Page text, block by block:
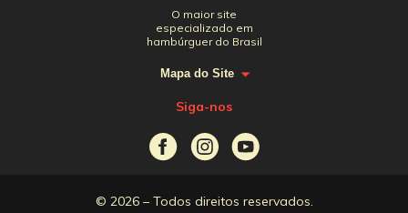
O maior site
especializado em
hambúrguer do Brasil
Mapa do Site
Siga-nos
© 2026 – Todos direitos reservados.